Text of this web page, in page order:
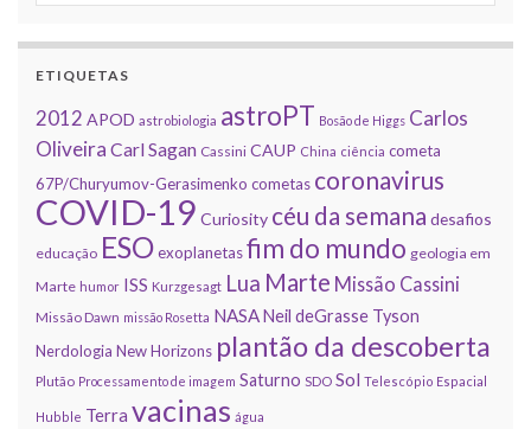
ETIQUETAS
2012 APOD astrobiologia astroPT Bosão de Higgs Carlos
Oliveira Carl Sagan Cassini CAUP China ciência cometa
67P/Churyumov-Gerasimenko cometas coronavirus
COVID-19 Curiosity céu da semana desafios
educação ESOexoplanetasfim do mundo geologia em
Marte humor ISS Kurzgesagt Lua Marte Missão Cassini
Missão Dawn missão Rosetta NASANeil deGrasse Tyson
Nerdologia New Horizons plantão da descoberta
Plutão Processamento de imagem Saturno SDO Sol Telescópio Espacial
Hubble Terra vacinas água